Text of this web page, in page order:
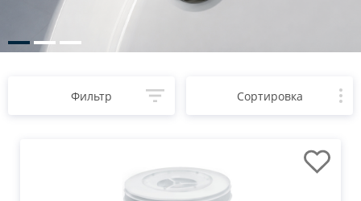
Фильтр Сортировка